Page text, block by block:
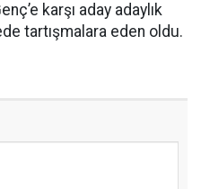
karşı aday adaylık
tartışmalara eden oldu.